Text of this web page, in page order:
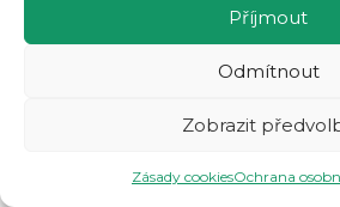
Příjmout
Odmítnout
Zobrazit
Zásady cookiesOchrana
prohlédnout si prostory, dozvědět se
o poskytovaných službách,
krásné výrobky uživatelů nebo si
akci hodnotíme velice kladně,
zde.